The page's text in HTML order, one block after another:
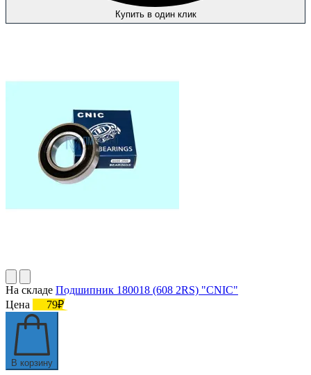
Купить в один клик
На складе Подшипник 180018 (608 2RS) "CNIC"
Цена
79₽
В корзину